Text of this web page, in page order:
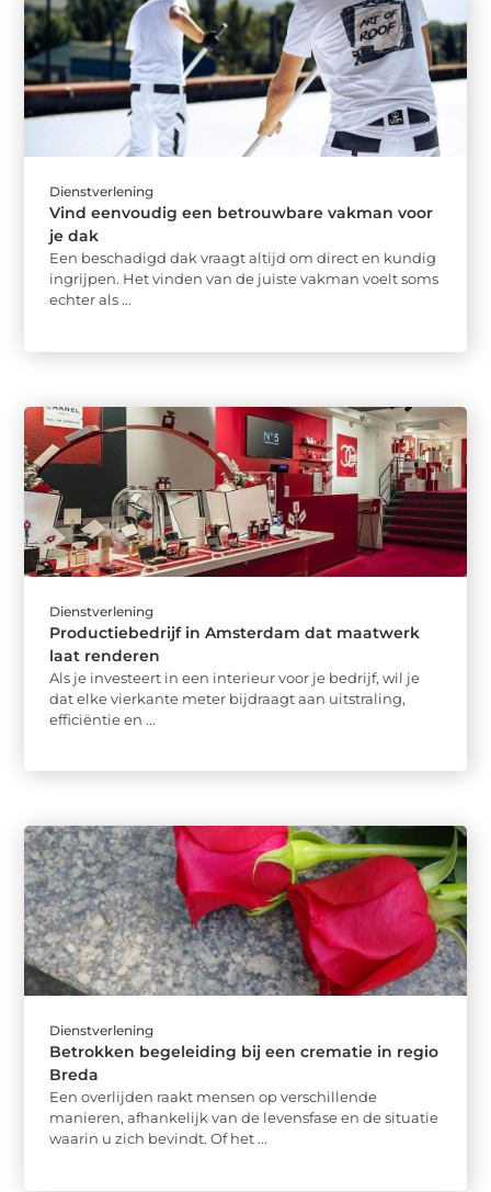
Dienstverlening
Vind eenvoudig een betrouwbare vakman voor
je dak
Een beschadigd dak vraagt altijd om direct en kundig
ingrijpen. Het vinden van de juiste vakman voelt soms
echter als ...
Dienstverlening
Productiebedrijf in Amsterdam dat maatwerk
laat renderen
Als je investeert in een interieur voor je bedrijf, wil je
dat elke vierkante meter bijdraagt aan uitstraling,
efficiëntie en ...
Dienstverlening
Betrokken begeleiding bij een crematie in regio
Breda
Een overlijden raakt mensen op verschillende
manieren, afhankelijk van de levensfase en de situatie
waarin u zich bevindt. Of het ...